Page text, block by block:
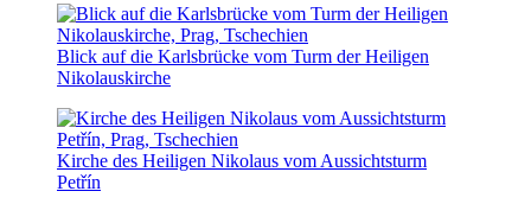
Blick auf die Karlsbrücke vom Turm der Heiligen
Nikolauskirche
Kirche des Heiligen Nikolaus vom Aussichtsturm
Petřín